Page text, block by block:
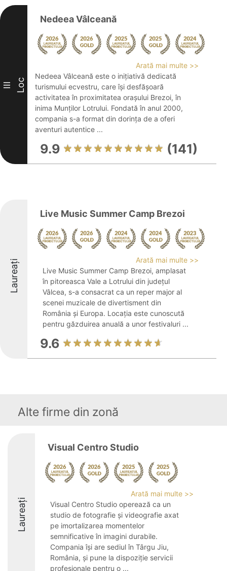
III Loc
Nedeea Vâlceană
Arată mai multe >>
Nedeea Vâlceană este o inițiativă dedicată
turismului ecvestru, care își desfășoară
activitatea în proximitatea orașului Brezoi, în
inima Munților Lotrului. Fondată în anul 2000,
compania s-a format din dorința de a oferi
aventuri autentice ...
9.9 (141)
Laureați
Live Music Summer Camp Brezoi
Arată mai multe >>
Live Music Summer Camp Brezoi, amplasat
în pitoreasca Vale a Lotrului din județul
Vâlcea, s-a consacrat ca un reper major al
scenei muzicale de divertisment din
România și Europa. Locația este cunoscută
pentru găzduirea anuală a unor festivaluri ...
9.6
Alte firme din zonă
Laureați
Visual Centro Studio
Arată mai multe >>
Visual Centro Studio operează ca un
studio de fotografie și videografie axat
pe imortalizarea momentelor
semnificative în imagini durabile.
Compania își are sediul în Târgu Jiu,
România, și pune la dispoziție servicii
profesionale pentru o ...